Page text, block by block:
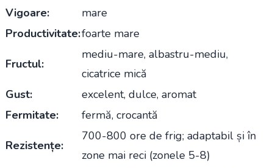
Vigoare:
mare
Productivitate:foarte mare
Fructul:
mediu-mare, albastru-mediu,
cicatrice mică
Gust:
excelent, dulce, aromat
Fermitate:
fermă, crocantă
Rezistențe:
700-800 ore de frig; adaptabil și în
zone mai reci (zonele 5-8)